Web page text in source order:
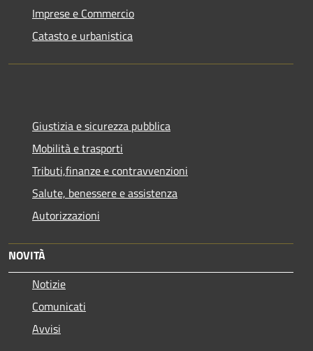
Imprese e Commercio
Catasto e urbanistica
Giustizia e sicurezza pubblica
Mobilità e trasporti
Tributi,finanze e contravvenzioni
Salute, benessere e assistenza
Autorizzazioni
NOVITÀ
Notizie
Comunicati
Avvisi